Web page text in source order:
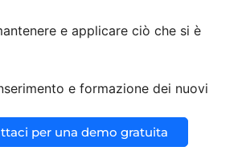
e applicare ciò che si è
e formazione dei nuovi
per una demo gratuita